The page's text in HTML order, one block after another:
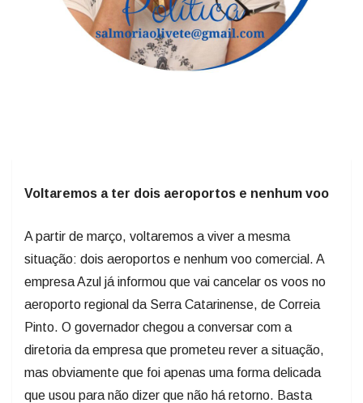
Voltaremos a ter dois aeroportos e nenhum voo
A partir de março, voltaremos a viver a mesma
situação: dois aeroportos e nenhum voo comercial. A
empresa Azul já informou que vai cancelar os voos no
aeroporto regional da Serra Catarinense, de Correia
Pinto. O governador chegou a conversar com a
diretoria da empresa que prometeu rever a situação,
mas obviamente que foi apenas uma forma delicada
que usou para não dizer que não há retorno. Basta